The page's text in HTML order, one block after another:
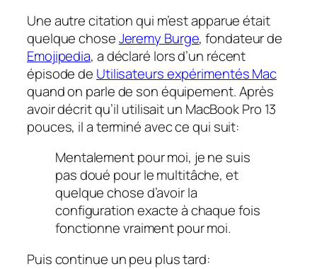
Une autre citation qui m’est apparue était
quelque choseJeremy Burge, fondateur de
Emojipedia, a déclaré lors d’un récent
épisode de Utilisateurs expérimentés Mac
quand on parle de son équipement. Après
avoir décrit qu’il utilisait un MacBook Pro 13
pouces, il a terminé avec ce qui suit:
Mentalement pour moi, je ne suis
pas doué pour le multitâche, et
quelque chose d’avoir la
configuration exacte à chaque fois
fonctionne vraiment pour moi.
Puis continue un peu plus tard: